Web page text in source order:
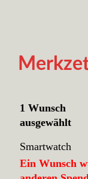
1 Wunsch
ausgewählt
Smartwatch
Ein Wunsch